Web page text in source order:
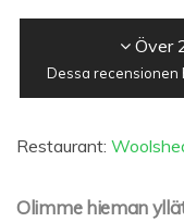
Över
Dessa recensionen
Restaurant:
Olimme hieman